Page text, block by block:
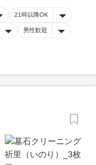
21時以降OK
男性歓迎